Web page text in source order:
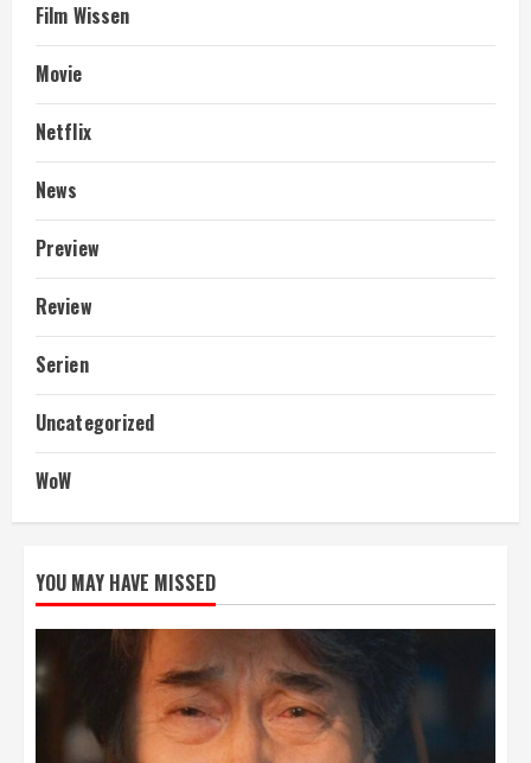
Film Wissen
Movie
Netflix
News
Preview
Review
Serien
Uncategorized
WoW
YOU MAY HAVE MISSED